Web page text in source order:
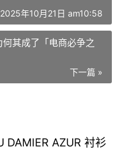
2025年10月21日 am10:58
其成了「电商必争之
下一篇 »
DAMIER AZUR 衬衫